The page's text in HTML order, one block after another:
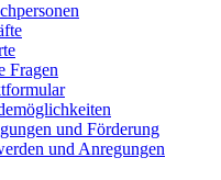
Fragen
und Förderung
und Anregungen